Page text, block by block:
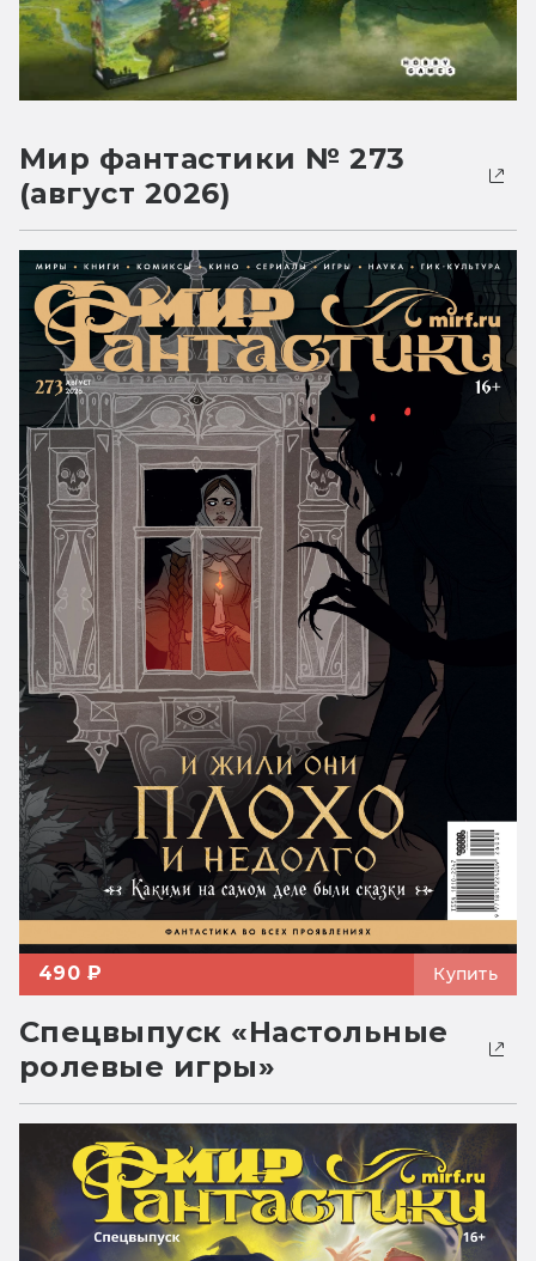
Мир фантастики № 273
(август 2026)
490 ₽ Купить
Спецвыпуск «Настольные
ролевые игры»